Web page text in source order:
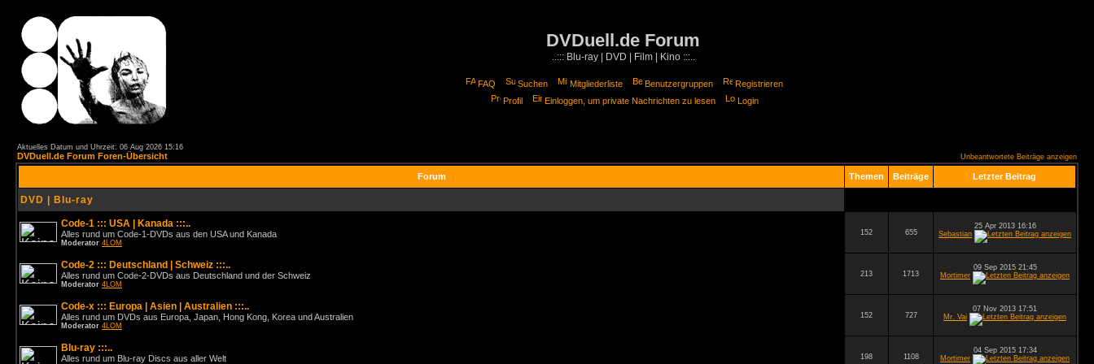
DVDuell.de Forum
..::: Blu-ray | DVD | Film | Kino :::..
FAQ Suchen Mitgliederliste Benutzergruppen
Registrieren
Profil
Einloggen, um private Nachrichten zu lesen Login
Aktuelles Datum und Uhrzeit: 06 Aug 2026 15:16
DVDuell.de Forum Foren-Übersicht Unbeantwortete Beiträge anzeigen
Forum Themen Beiträge Letzter Beitrag
DVD | Blu-ray
Code-1 ::: USA | Kanada :::..
Alles rund um Code-1-DVDs aus den USA und Kanada
Moderator 4LOM
152 655
25 Apr 2013 16:16
Sebastian
Code-2 ::: Deutschland | Schweiz :::..
Alles rund um Code-2-DVDs aus Deutschland und der Schweiz
Moderator 4LOM
213 1713
09 Sep 2015 21:45
Mortimer
Code-x ::: Europa | Asien | Australien :::..
Alles rund um DVDs aus Europa, Japan, Hong Kong, Korea und Australien
Moderator 4LOM
152 727
07 Nov 2013 17:51
Mr. Vai
Blu-ray :::..
Alles rund um Blu-ray Discs aus aller Welt 198 1108
04 Sep 2015 17:34
Mortimer